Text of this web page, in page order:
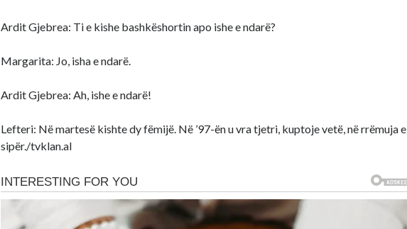
Ardit Gjebrea: Ti e kishe bashkëshortin apo ishe e ndarë?
Margarita: Jo, isha e ndarë.
Ardit Gjebrea: Ah, ishe e ndarë!
Lefteri: Në martesë kishte dy fëmijë. Në ’97-ën u vra tjetri, kuptoje vetë, në rrëmuja e
sipër./tvklan.al